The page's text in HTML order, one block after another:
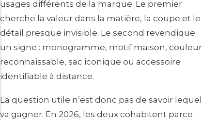
usages différents de la marque. Le premier
cherche la valeur dans la matière, la coupe et le
détail presque invisible. Le second revendique
un signe : monogramme, motif maison, couleur
reconnaissable, sac iconique ou accessoire
identifiable à distance.
La question utile n’est donc pas de savoir lequel
va gagner. En 2026, les deux cohabitent parce